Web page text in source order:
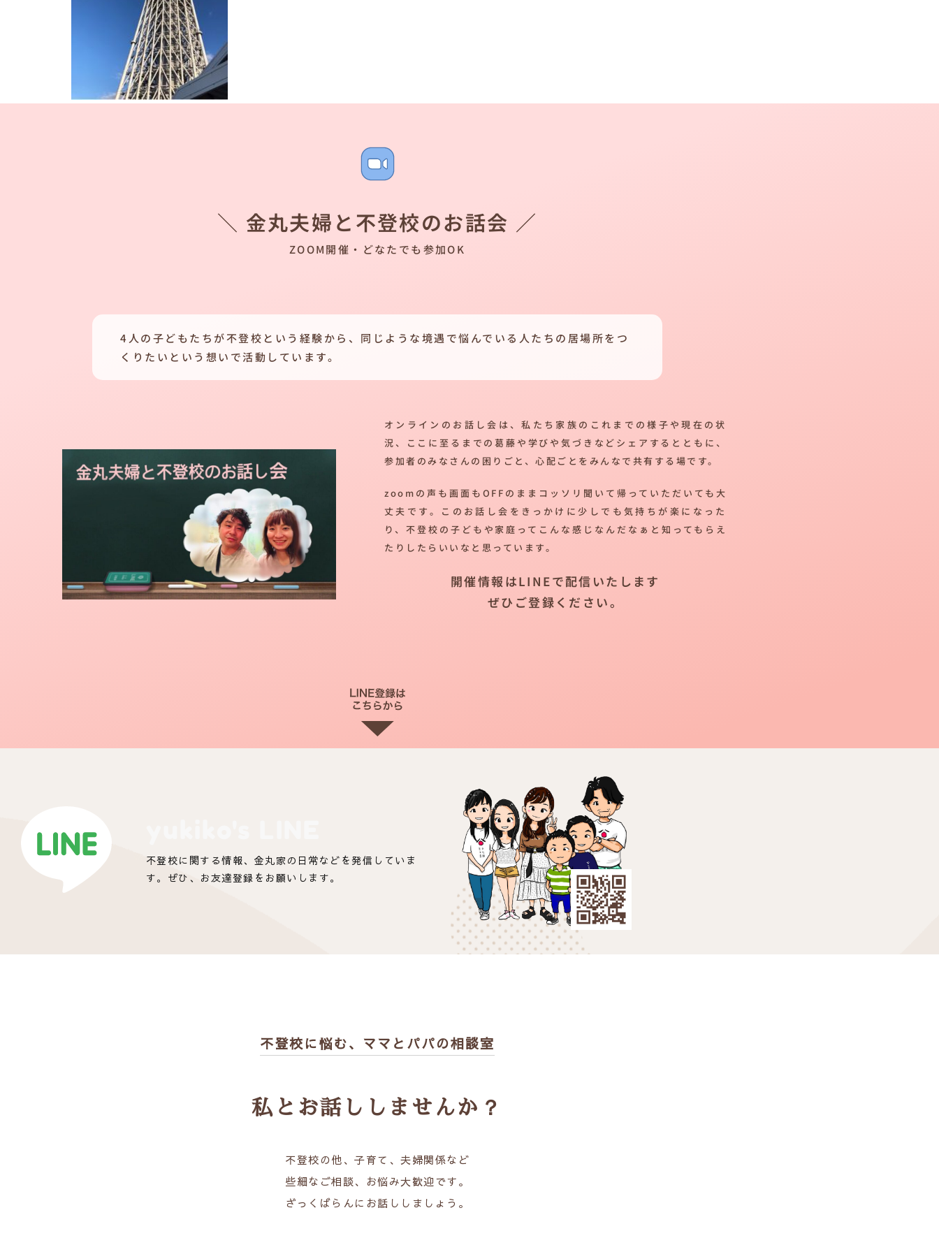
＼ 金丸夫婦と不登校のお話会 ／
ZOOM開催・どなたでも参加OK
4人の子どもたちが不登校という経験から、同じような境遇で悩んでいる人たちの居場所をつ
くりたいという想いで活動しています。
オンラインのお話し会は、私たち家族のこれまでの様子や現在の状
況、ここに至るまでの葛藤や学びや気づきなどシェアするとともに、
参加者のみなさんの困りごと、心配ごとをみんなで共有する場です。
zoomの声も画面もOFFのままコッソリ聞いて帰っていただいても大
丈夫です。このお話し会をきっかけに少しでも気持ちが楽になった
り、不登校の子どもや家庭ってこんな感じなんだなぁと知ってもらえ
たりしたらいいなと思っています。
開催情報はLINEで配信いたします
ぜひご登録ください。
不登校に関する情報、金丸家の日常などを発信していま
す。ぜひ、お友達登録をお願いします。
不登校に悩む、 ママとパパの相談室
私とお話ししませんか？
不登校の他、子育て、夫婦関係など
些細なご相談、お悩み大歓迎です。
ざっくばらんにお話ししましょう。